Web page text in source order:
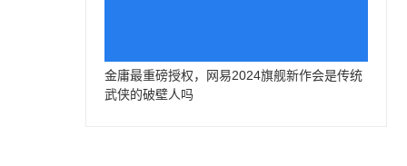
金庸最重磅授权，网易2024旗舰新作会是传统
武侠的破壁人吗